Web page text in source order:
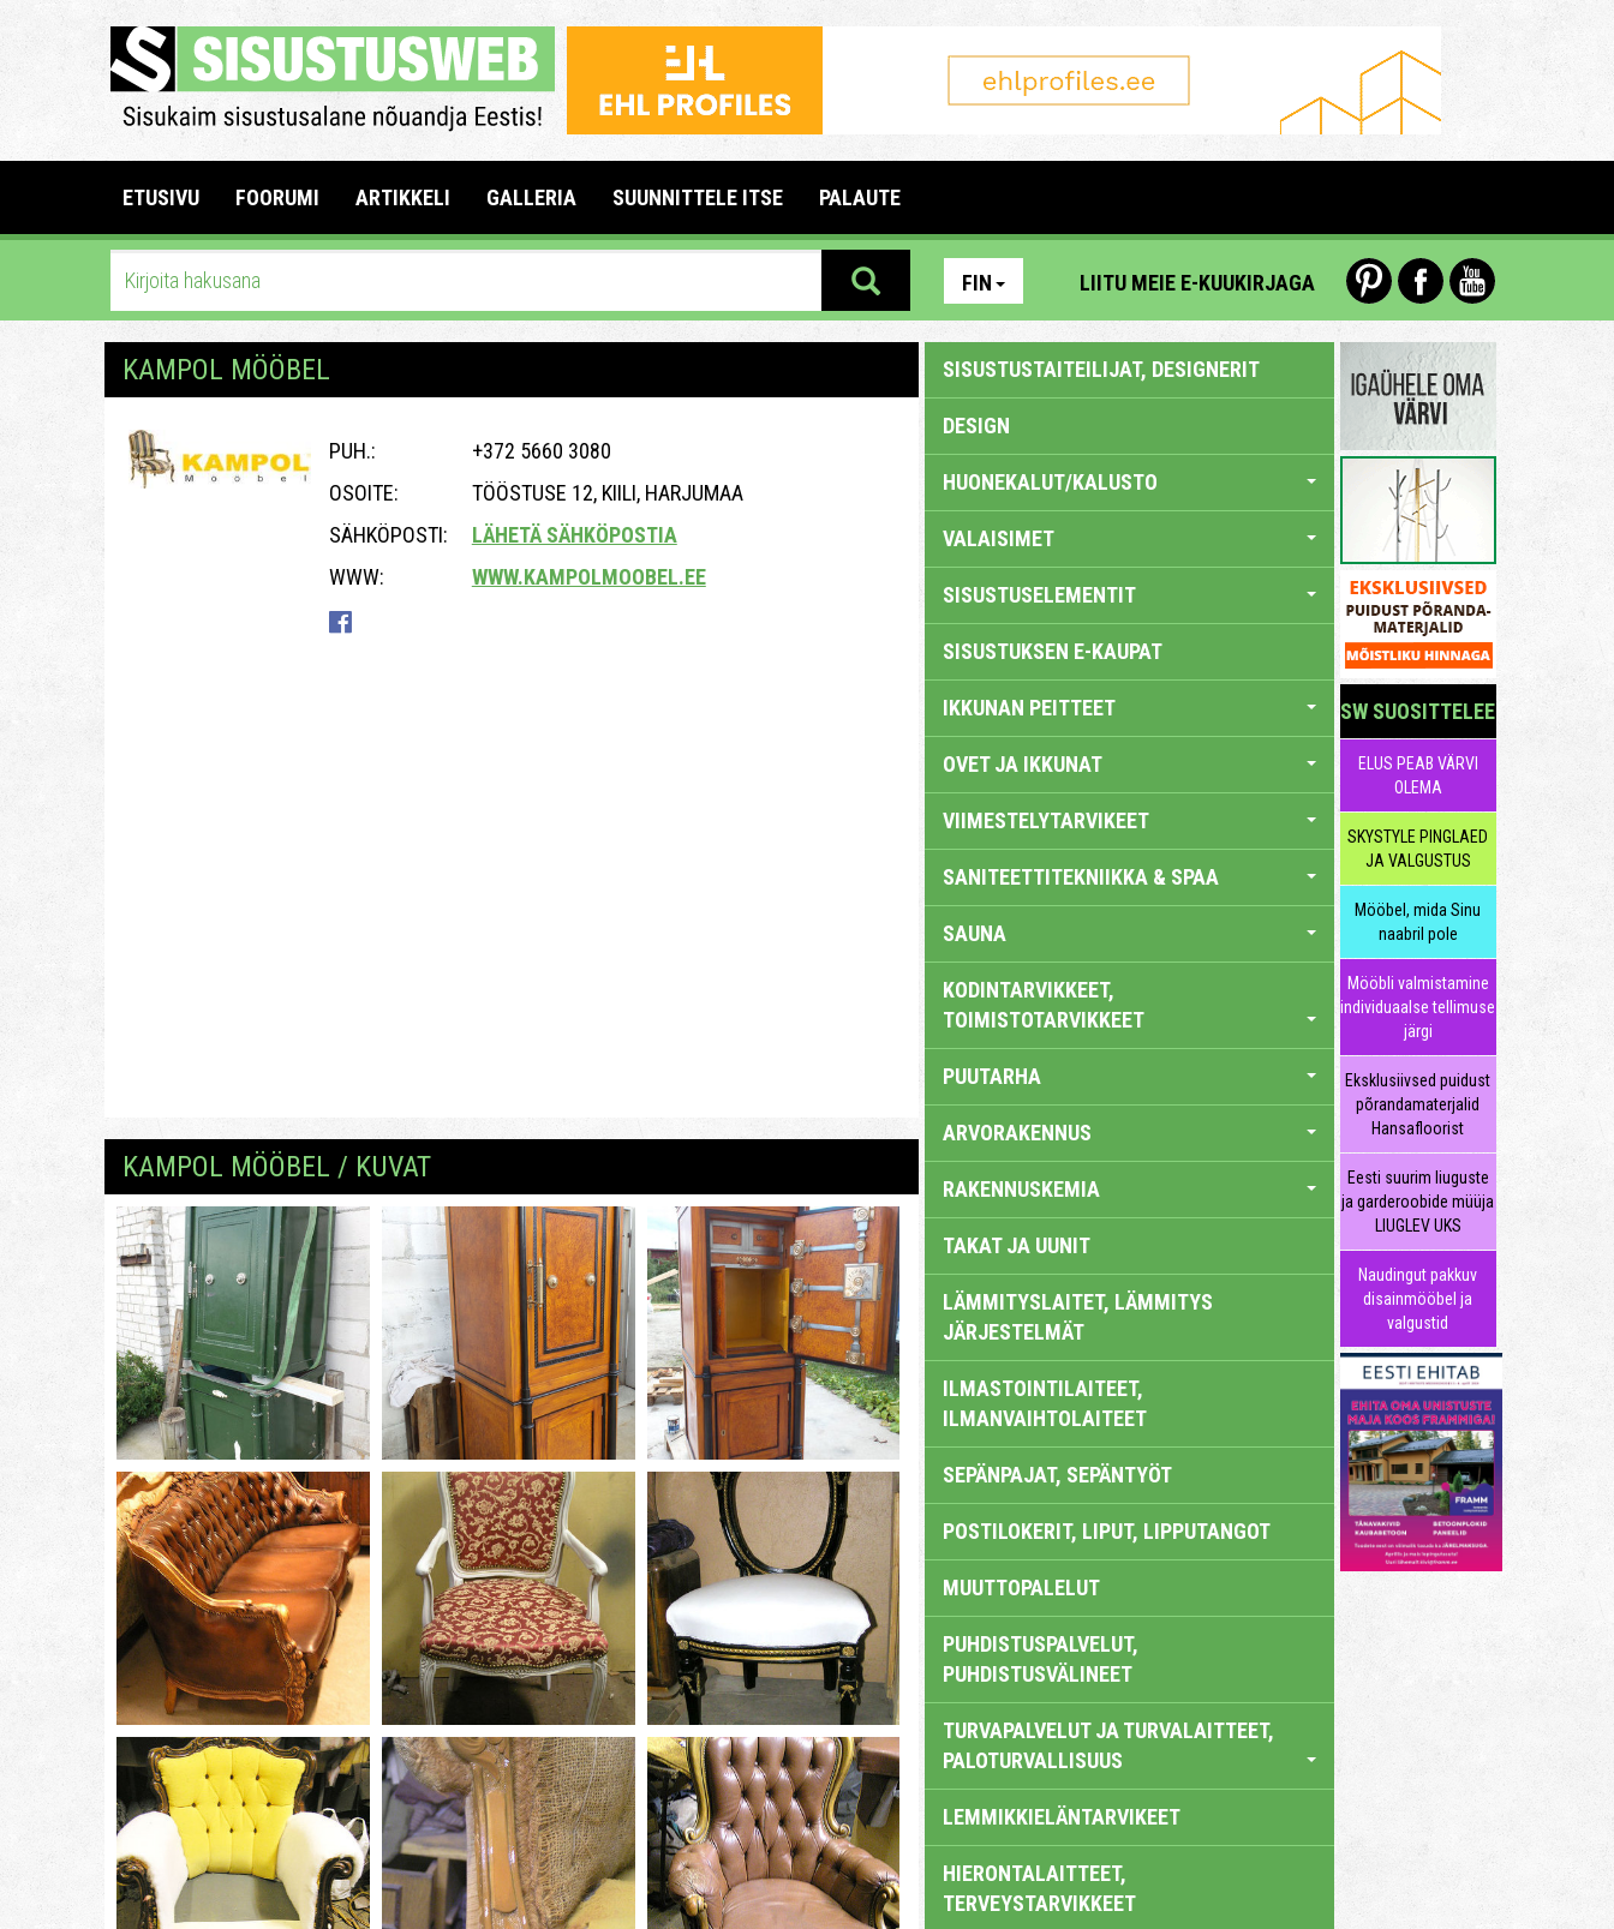
ETUSIVU FOORUMI ARTIKKELI GALLERIA SUUNNITTELE ITSE PALAUTE
FIN LIITU MEIE E-KUUKIRJAGA
KAMPOL MÖÖBEL
PUH.:
+372 5660 3080
OSOITE:
TÖÖSTUSE 12, KIILI, HARJUMAA
SÄHKÖPOSTI:
LÄHETÄ SÄHKÖPOSTIA
WWW:
WWW.KAMPOLMOOBEL.EE
KAMPOL MÖÖBEL / KUVAT
SISUSTUSTAITEILIJAT, DESIGNERIT
DESIGN
HUONEKALUT/KALUSTO
VALAISIMET
SISUSTUSELEMENTIT
SISUSTUKSEN E-KAUPAT
IKKUNAN PEITTEET
OVET JA IKKUNAT
VIIMESTELYTARVIKEET
SANITEETTITEKNIIKKA & SPAA
SAUNA
KODINTARVIKKEET,
TOIMISTOTARVIKKEET
PUUTARHA
ARVORAKENNUS
RAKENNUSKEMIA
TAKAT JA UUNIT
LÄMMITYSLAITET, LÄMMITYS
JÄRJESTELMÄT
ILMASTOINTILAITEET,
ILMANVAIHTOLAITEET
SEPÄNPAJAT, SEPÄNTYÖT
POSTILOKERIT, LIPUT, LIPPUTANGOT
MUUTTOPALELUT
PUHDISTUSPALVELUT,
PUHDISTUSVÄLINEET
TURVAPALVELUT JA TURVALAITTEET,
PALOTURVALLISUUS
LEMMIKKIELÄNTARVIKEET
HIERONTALAITTEET,
TERVEYSTARVIKKEET
SW SUOSITTELEE
ELUS PEAB VÄRVI
OLEMA
SKYSTYLE PINGLAED
JA VALGUSTUS
Mööbel, mida Sinu
naabril pole
Mööbli valmistamine
individuaalse tellimuse
järgi
Eksklusiivsed puidust
põrandamaterjalid
Hansafloorist
Eesti suurim liuguste
ja garderoobide müüja
LIUGLEV UKS
Naudingut pakkuv
disainmööbel ja
valgustid